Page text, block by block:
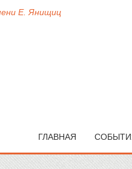
Е. Янищиц
ГЛАВНАЯ